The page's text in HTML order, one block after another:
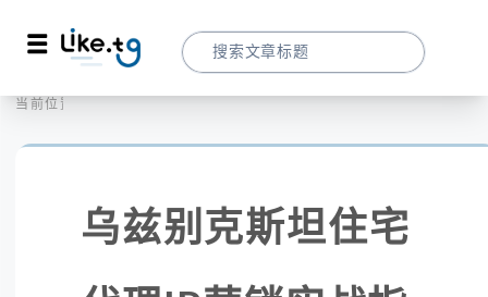
当前位置：
乌兹别克斯坦住宅